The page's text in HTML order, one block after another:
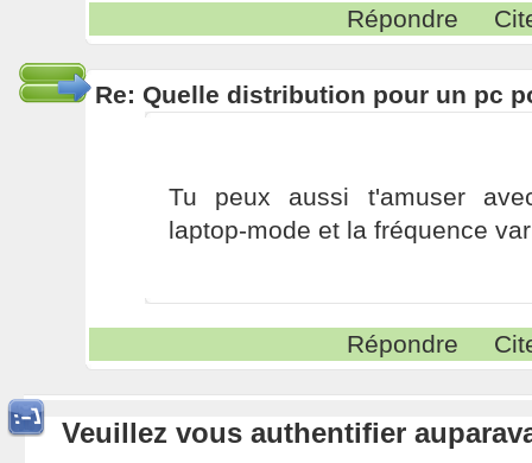
Répondre
Re: Quelle distribution pour un pc
Tu peux aussi t'amuser
laptop-mode et la fréquence
Répondre
Veuillez vous authentifier